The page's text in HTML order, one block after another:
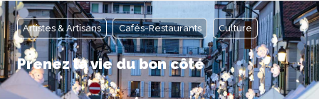
Artistes & Artisans Cafés-Restaurants Culture
Prenez la vie du bon côté